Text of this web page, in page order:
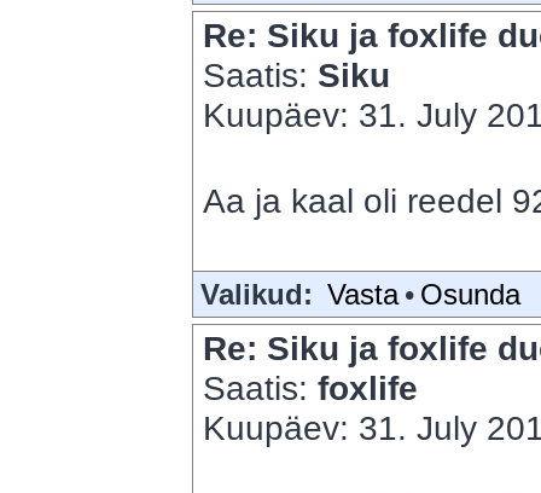
Re: Siku ja foxlife
Saatis: Siku
Kuupäev: 31. July
Aa ja kaal oli reedel
Valikud: Vasta • Osunda
Re: Siku ja foxlife
Saatis: foxlife
Kuupäev: 31. July